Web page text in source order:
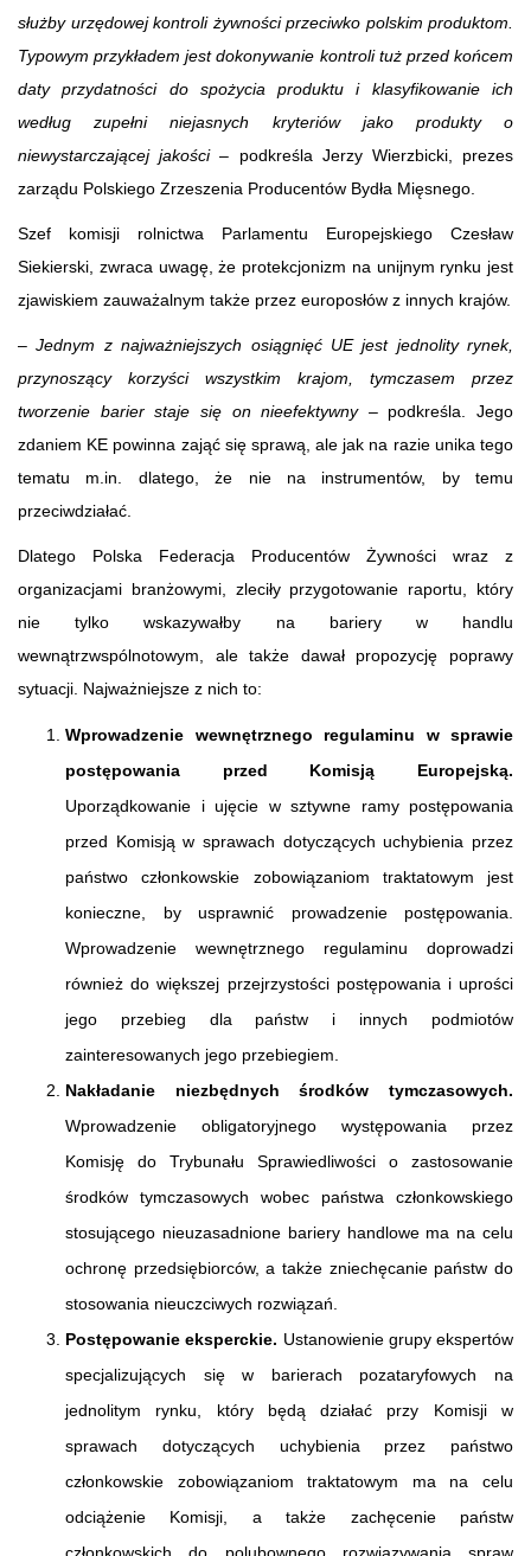
służby urzędowej kontroli żywności przeciwko polskim produktom.
Typowym przykładem jest dokonywanie kontroli tuż przed końcem
daty przydatności do spożycia produktu i klasyfikowanie ich
według zupełni niejasnych kryteriów jako produkty o
niewystarczającej jakości– podkreśla Jerzy Wierzbicki, prezes
zarządu Polskiego Zrzeszenia Producentów Bydła Mięsnego.
Szef komisji rolnictwa Parlamentu Europejskiego Czesław
Siekierski, zwraca uwagę, że protekcjonizm na unijnym rynku jest
zjawiskiem zauważalnym także przez europosłów z innych krajów.
–Jednym z najważniejszych osiągnięć UE jest jednolity rynek,
przynoszący korzyści wszystkim krajom, tymczasem przez
tworzenie barier staje się on nieefektywny – podkreśla. Jego
zdaniem KE powinna zająć się sprawą, ale jak na razie unika tego
tematu m.in. dlatego, że nie na instrumentów, by temu
przeciwdziałać.
Dlatego Polska Federacja Producentów Żywności wraz z
organizacjami branżowymi, zleciły przygotowanie raportu, który
nie tylko wskazywałby na bariery w handlu
wewnątrzwspólnotowym, ale także dawał propozycję poprawy
sytuacji. Najważniejsze z nich to:
Wprowadzenie wewnętrznego regulaminu w sprawie
postępowania przed Komisją Europejską.
Uporządkowanie i ujęcie w sztywne ramy postępowania
przed Komisją w sprawach dotyczących uchybienia przez
państwo członkowskie zobowiązaniom traktatowym jest
konieczne, by usprawnić prowadzenie postępowania.
Wprowadzenie wewnętrznego regulaminu doprowadzi
również do większej przejrzystości postępowania i uprości
jego przebieg dla państw i innych podmiotów
zainteresowanych jego przebiegiem.
Nakładanie niezbędnych środków tymczasowych.
Wprowadzenie obligatoryjnego występowania przez
Komisję do Trybunału Sprawiedliwości o zastosowanie
środków tymczasowych wobec państwa członkowskiego
stosującego nieuzasadnione bariery handlowe ma na celu
ochronę przedsiębiorców, a także zniechęcanie państw do
stosowania nieuczciwych rozwiązań.
Postępowanie eksperckie. Ustanowienie grupy ekspertów
specjalizujących się w barierach pozataryfowych na
jednolitym rynku, który będą działać przy Komisji w
sprawach dotyczących uchybienia przez państwo
członkowskie zobowiązaniom traktatowym ma na celu
odciążenie Komisji, a także zachęcenie państw
członkowskich do polubownego rozwiązywania spraw